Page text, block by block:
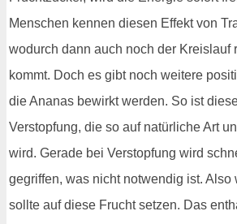
Menschen kennen diesen Effekt von
wodurch dann auch noch der Kreislauf
kommt. Doch es gibt noch weitere
die Ananas bewirkt werden. So ist
Verstopfung, die so auf natürliche Art
wird. Gerade bei Verstopfung wird
gegriffen, was nicht notwendig ist. Also
sollte auf diese Frucht setzen. Das